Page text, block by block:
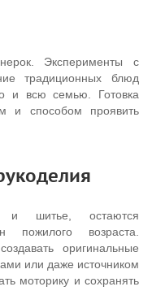
Эксперименты с
традиционных блюд
и всю семью. Готовка
и способом проявить
и шитье, остаются
пожилого возраста.
оригинальные
или даже источником
моторику и сохранять